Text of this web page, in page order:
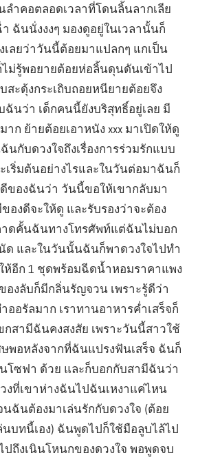
ลำคอตลอดเวลาที่โดนลิ้นลากเลีย
ฉันนั่งงงๆ มองดูอยู่ในเวลานั้นก็
เลยว่าวันนี้ต้อยมาแปลกๆ แกเป็น
ไม่รู้พอยายต้อยห่อลิ้นดุนดันเข้าไป
สะดุ้งกระเถิบถอยหนียายต้อยจึง
นว่า เด็กคนนี้ยังบริสุทธิ์อยู่เลย มี
ก ย้ายต้อยเอาหนัง xxx มาเปิดให้ดู
นกับดวงใจถึงเรื่องการร่วมรักแบบ
เริ่มต้นอย่างไรและในวันต่อมาฉันก็
ของฉันว่า วันนี้ขอให้เขากลับมา
งดีจะให้ดู และรับรองว่าจะต้อง
าดคั้นฉันทางโทรศัพท์แต่ฉันไม่บอก
ด และในวันนั้นฉันก็พาดวงใจไปทำ
อีก 1 ชุดพร้อมฉีดน้ำหอมราคาแพง
องลับก็มีกลิ่นรัญจวน เพราะรู้ดีว่า
อรัลมาก เราทานอาหารค่ำเสร็จก็
สามีฉันคงสงสัย เพราะวันนี้สาวใช้
พอหลังจากที่ฉันแปรงฟันเสร็จ ฉันก็
โซฟา ด้วย และก็บอกกับสามีฉันว่า
งที่เขาห่างฉันไปฉันเหงาแค่ไหน
นฉันต้องมาเล่นรักกับดวงใจ (ต้อย
บทนี้เอง) ฉันพูดไปก็ใช้มือลูบไล้ไป
ปถึงเนินโหนกของดวงใจ พอพูดจบ